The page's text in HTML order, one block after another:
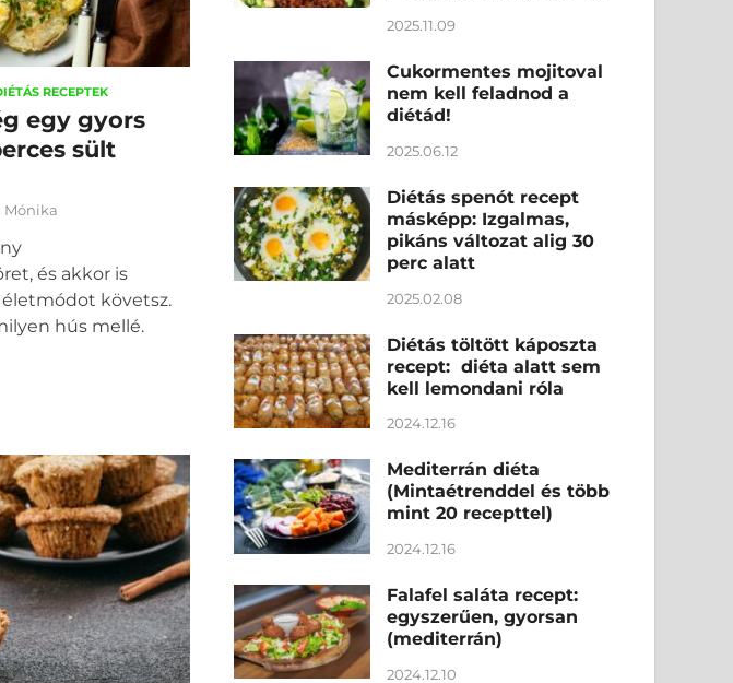
RECEPTEK
egy gyors
sült
Mónika
és akkor is
követsz.
hús mellé.
2025.11.09
Cukormentes mojitoval
nem kell feladnod a
diétád!
2025.06.12
Diétás spenót recept
másképp: Izgalmas,
pikáns változat alig 30
perc alatt
2025.02.08
Diétás töltött káposzta
recept: diéta alatt sem
kell lemondani róla
2024.12.16
Mediterrán diéta
(Mintaétrenddel és több
mint 20 recepttel)
2024.12.16
Falafel saláta recept:
egyszerűen, gyorsan
(mediterrán)
2024.12.10